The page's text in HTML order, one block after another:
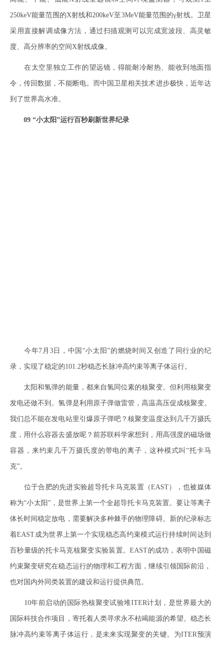
250keV能量范围的X射线和200keV至3MeV能量范围的γ射线。卫星
采用直接解调成像方法，通过扫描观测可以完成宽波段、高灵敏
度、高分辨率的空间X射线成像。
在太空里独立工作的望远镜，得能耐冷耐热、能收到地面指
令，传回数据，不能断电。而中国卫星相关技术进步极快，近年达
到了世界高水准。
09 “小太阳”运行百秒刷新世界纪录
今年7月3日，中国“小太阳”的燃烧时间又创造了同行业的纪
录，实现了稳定的101.2秒稳态长脉冲高约束等离子体运行。
太阳和氢弹的能量，都来自氢同位素的核聚变。但利用核聚变
发电还做不到。氢弹是利用原子弹做雷管，高温高压促成核聚变。
我们总不能在发电站里引爆原子弹吧？核聚变温度达到几千万摄氏
度，用什么容器去盛放呢？前苏联科学家想到，用高强度的磁场做
容器，来约束几千万摄氏度的带电的离子，这种模式叫“托卡马
克”。
位于合肥的先进实验超导托卡马克装置（EAST），也被媒体
称为“小太阳”，是世界上第一个全超导托卡马克装置。要让等离子
体长时间稳定放电，需要解决多种棘手的物理障碍。新的纪录标志
着EAST成为世界上第一个实现稳态高约束模式运行持续时间达到
百秒量级的托卡马克核聚变实验装置。EAST的成功，表明中国磁
约束聚变研究在稳态运行的物理和工程方面，继续引领国际前沿，
也对国内外同类装置的建设和运行提供典范。
10年前启动的国际热核聚变试验堆ITER计划，是世界最大的
国际科技合作项目，寄托着人类寻求永不枯竭能源的希望。稳态长
脉冲高约束等离子体运行，是未来实现聚变的关键。为ITER预演